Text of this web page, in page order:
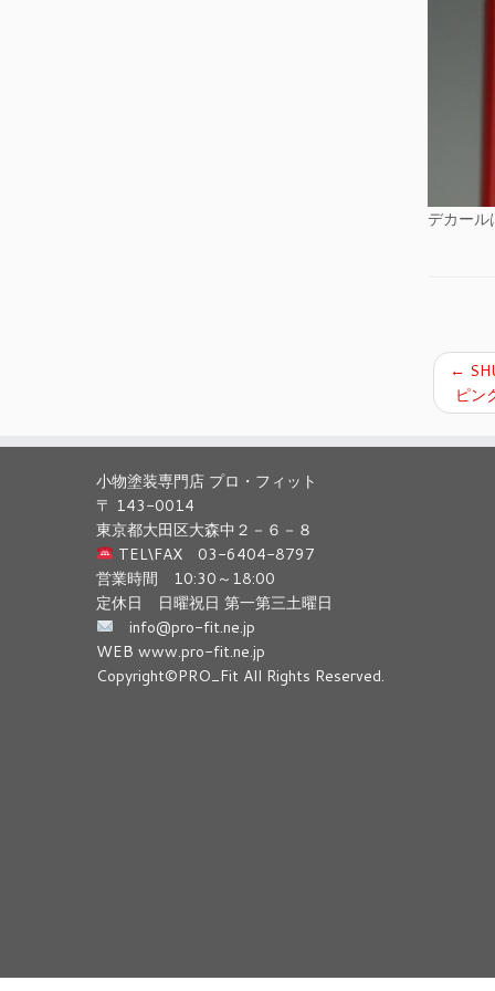
デカール
←
ピン
小物塗装専門店 プロ・フィット
〒 143-0014
東京都大田区大森中２－６－８
TEL\FAX 03-6404-8797
営業時間 10:30～18:00
定休日 日曜祝日 第一第三土曜日
info@pro-fit.ne.jp
WEB www.pro-fit.ne.jp
Copyright©PRO_Fit All Rights Reserved.